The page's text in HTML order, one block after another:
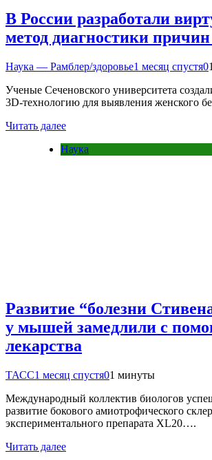
В России разработали
метод диагностики
Наука — Рамблер/здоровье1 месяц спустя0
Ученые Сеченовского университета
3D-технологию для выявления женского
Читать далее
Наука
Развитие “болезни
у мышей замедлили с
лекарства
ТАСС1 месяц спустя01 минуты
Международный коллектив биологов
развитие бокового амиотрофического
экспериментального препарата XL20….
Читать далее